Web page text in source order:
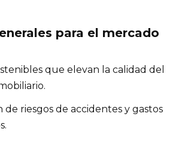
para el mercado
que elevan la calidad del
de riesgos de accidentes y gastos